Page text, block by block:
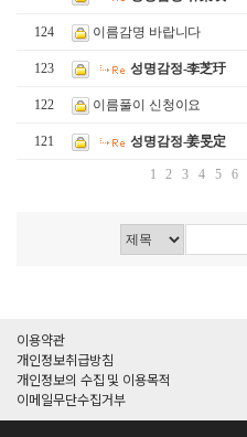
124 이름감명 바랍니다
123 성명감정-李芝玗
122 이름풀이 신청이요
121 성명감정-姜旻定
1 2 3 4 5 6
이용약관
개인정보취급방침
개인정보의 수집 및 이용목적
이메일무단수집거부